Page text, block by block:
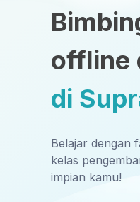
offline
di
Belajar dengan
kelas
impian kamu!